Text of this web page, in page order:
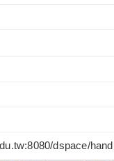
dspace/